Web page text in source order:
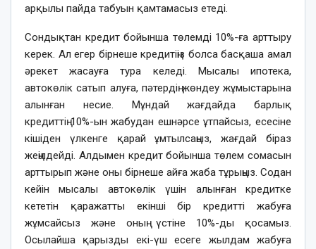
арқылы пайда табуын қамтамасыз етеді.
Сондықтан кредит бойынша төлемді 10%-ға арттыру
керек. Ал егер бірнеше кредитіңіз болса басқаша амал
әрекет жасауға тура келеді. Мысалы ипотека,
автокөлік сатып алуға, пәтердің жөндеу жұмыстарына
алынған несие. Мұндай жағдайда барлық
кредиттің 10%-ын жабудан ешнәрсе ұтпайсыз, есесіне
кішіден үлкенге қарай ұмтылсаңыз, жағдай біраз
жеңілдейді. Алдымен кредит бойынша төлем сомасын
арттырып және оны бірнеше айға жаба тұрыңыз. Содан
кейін мысалы автокөлік үшін алынған кредитке
кететін қаражатты екінші бір кредитті жабуға
жұмсайсыз және оның үстіне 10%-ды қосамыз.
Осылайша қарызды екі-үш есеге жылдам жабуға